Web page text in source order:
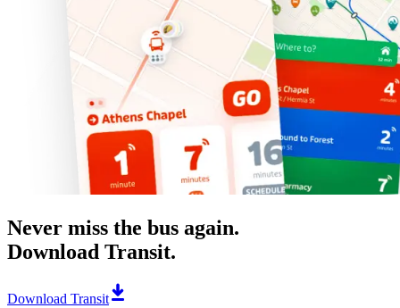
Never miss the bus again.
Download Transit.
Download Transit